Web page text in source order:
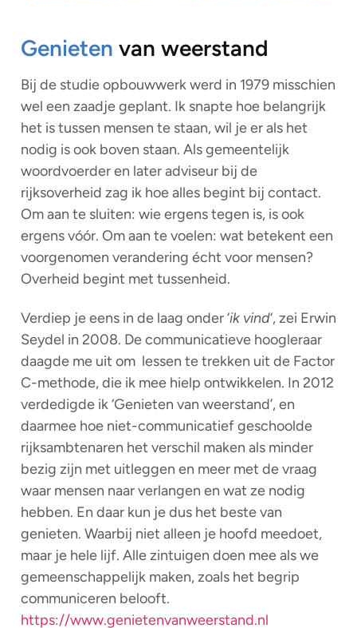
Genieten van weerstand
Bij de studie opbouwwerk werd in 1979 misschien
wel een zaadje geplant. Ik snapte hoe belangrijk
het is tussen mensen te staan, wil je er als het
nodig is ook boven staan. Als gemeentelijk
woordvoerder en later adviseur bij de
rijksoverheid zag ik hoe alles begint bij contact.
Om aan te sluiten: wie ergens tegen is, is ook
ergens vóór. Om aan te voelen: wat betekent een
voorgenomen verandering écht voor mensen?
Overheid begint met tussenheid.
Verdiep je eens in de laag onder ‘ik vind‘, zei Erwin
Seydel in 2008. De communicatieve hoogleraar
daagde me uit om lessen te trekken uit de Factor
C-methode, die ik mee hielp ontwikkelen. In 2012
verdedigde ik ‘Genieten van weerstand’, en
daarmee hoe niet-communicatief geschoolde
rijksambtenaren het verschil maken als minder
bezig zijn met uitleggen en meer met de vraag
waar mensen naar verlangen en wat ze nodig
hebben. En daar kun je dus het beste van
genieten. Waarbij niet alleen je hoofd meedoet,
maar je hele lijf. Alle zintuigen doen mee als we
gemeenschappelijk maken, zoals het begrip
communiceren belooft.
https://www.genietenvanweerstand.nl